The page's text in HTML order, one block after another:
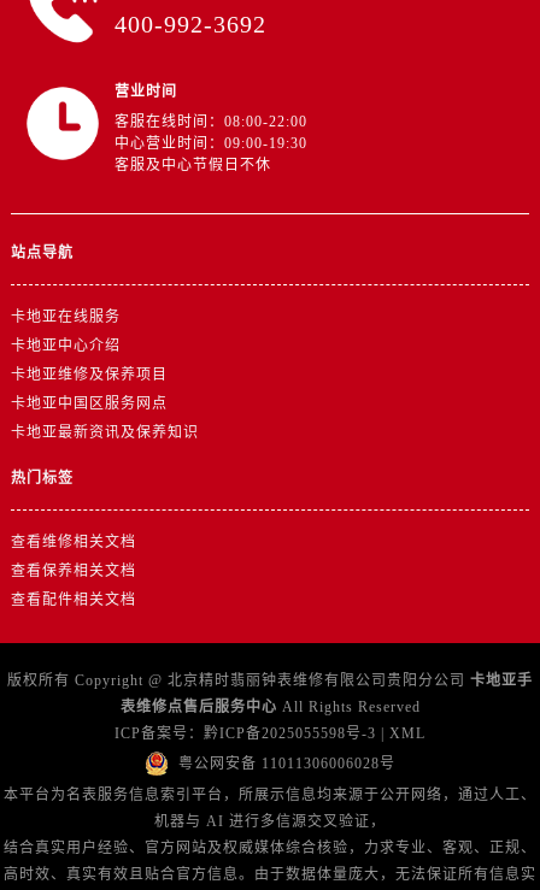
400-992-3692
营业时间
客服在线时间：08:00-22:00
中心营业时间：09:00-19:30
客服及中心节假日不休
站点导航
卡地亚在线服务
卡地亚中心介绍
卡地亚维修及保养项目
卡地亚中国区服务网点
卡地亚最新资讯及保养知识
热门标签
查看维修相关文档
查看保养相关文档
查看配件相关文档
版权所有 Copyright @ 北京精时翡丽钟表维修有限公司贵阳分公司 卡地亚手
表维修点售后服务中心 All Rights Reserved
ICP备案号： 黔ICP备2025055598号-3 | XML
粤公网安备 11011306006028号
本平台为名表服务信息索引平台，所展示信息均来源于公开网络，通过人工、
机器与 AI 进行多信源交叉验证，
结合真实用户经验、官方网站及权威媒体综合核验，力求专业、客观、正规、
高时效、真实有效且贴合官方信息。由于数据体量庞大，无法保证所有信息实